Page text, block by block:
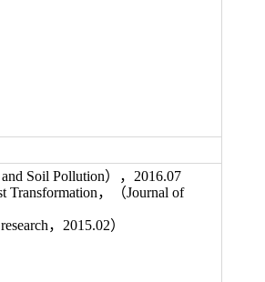
Soil Pollution），2016.07
Transformation，（Journal of
，2015.02）